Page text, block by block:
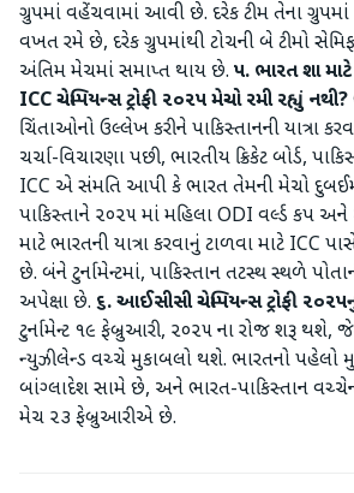
ગ્રુપમાં વહેંચવામાં આવી છે. દરેક ટીમ તેના
વખત રમે છે, દરેક ગ્રુપમાંથી ટોચની બે ટીમો
અંતિમ મેચમાં સમાપ્ત થાય છે. ૫. ભારત શા
ICC ચેમ્પિયન્સ ટ્રોફી ૨૦૨૫ મેચો રમી રહ્યું નથી?
ચિંતાઓનો ઉલ્લેખ કરીને પાકિસ્તાનની યાત્રા
ચર્ચા-વિચારણા પછી, ભારતીય ક્રિકેટ બોર્ડ,
ICC એ સંમતિ આપી કે ભારત તેમની મેચો
પાકિસ્તાને ૨૦૨૫ માં મહિલા ODI વર્લ્ડ કપ
માટે ભારતની યાત્રા કરવાનું ટાળવા માટે ICC
છે. બંને ટુર્નામેન્ટમાં, પાકિસ્તાન તટસ્થ સ્થળે
અપેક્ષા છે. ૬. આઈસીસી ચેમ્પિયન્સ ટ્રોફી
ટુર્નામેન્ટ ૧૯ ફેબ્રુઆરી, ૨૦૨૫ ના રોજ શરૂ થશે,
ન્યુઝીલેન્ડ વચ્ચે મુકાબલો થશે. ભારતનો પહેલો
બાંગ્લાદેશ સામે છે, અને ભારત-પાકિસ્તાન
મેચ ૨૩ ફેબ્રુઆરીએ છે.